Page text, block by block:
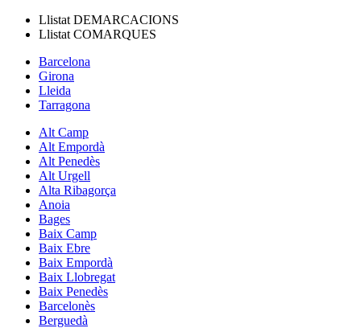
Llistat DEMARCACIONS
Llistat COMARQUES
Barcelona
Girona
Lleida
Tarragona
Alt Camp
Alt Empordà
Alt Penedès
Alt Urgell
Alta Ribagorça
Anoia
Bages
Baix Camp
Baix Ebre
Baix Empordà
Baix Llobregat
Baix Penedès
Barcelonès
Berguedà